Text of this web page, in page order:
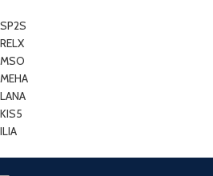
SP2S
RELX
MSO
MEHA
LANA
KIS5
ILIA